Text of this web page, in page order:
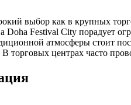
выбор как в крупных
Doha Festival City порадует
атмосферы стоит
центрах часто